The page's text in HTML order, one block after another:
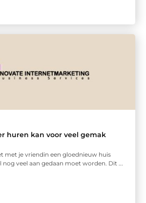
huren kan voor veel gemak
met je vriendin een gloednieuw huis
veel aan gedaan moet worden. Dit ...